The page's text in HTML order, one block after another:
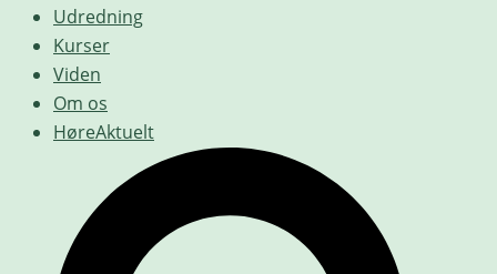
Udredning
Kurser
Viden
Om os
HøreAktuelt